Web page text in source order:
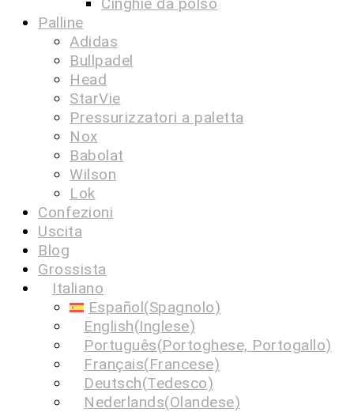
Palline
Adidas
Bullpadel
Head
StarVie
Pressurizzatori a paletta
Nox
Babolat
Wilson
Lok
Confezioni
Uscita
Blog
Grossista
Italiano
Español(Spagnolo)
English(Inglese)
Português(Portoghese, Portogallo)
Français(Francese)
Deutsch(Tedesco)
Nederlands(Olandese)